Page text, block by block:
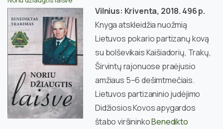
Vilnius: Kriventa, 2018. 496 p.
Knyga atskleidžia nuožmią
Lietuvos pokario partizanų kovą
su bolševikais Kaišiadorių, Trakų,
Širvintų rajonuose praėjusio
amžiaus 5–6 dešimtmečiais.
Lietuvos partizaninio judėjimo
Didžiosios Kovos apygardos
štabo viršininkoBenedikto